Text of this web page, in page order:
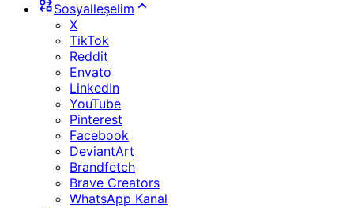
Sosyalleşelim
X
TikTok
Reddit
Envato
LinkedIn
YouTube
Pinterest
Facebook
DeviantArt
Brandfetch
Brave Creators
WhatsApp Kanal